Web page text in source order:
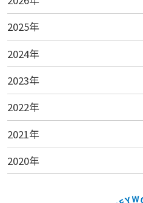
2025年
2024年
2023年
2022年
2021年
2020年